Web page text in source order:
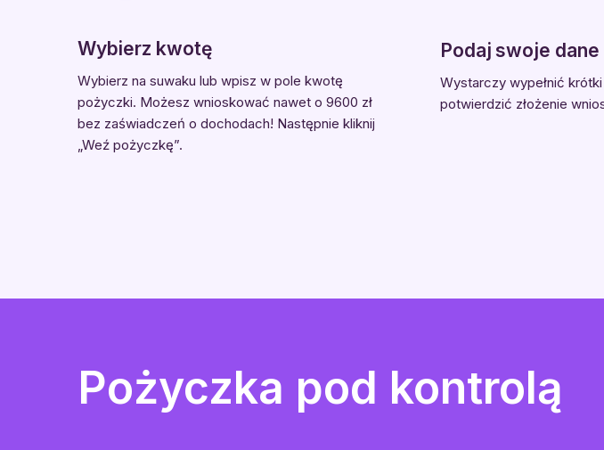
Wybierz kwotę
Wybierz na suwaku lub wpisz w pole kwotę
pożyczki. Możesz wnioskować nawet o 9600 zł
bez zaświadczeń o dochodach! Następnie kliknij
„Weź pożyczkę”.
Podaj swoje dane
Wystarczy wypełnić
potwierdzić złożenie
Pożyczka pod kontrolą